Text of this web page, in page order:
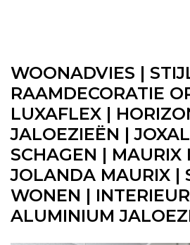
WOONADVIES |
RAAMDECORATIE
LUXAFLEX |
JALOEZIEËN |
SCHAGEN | MAURIX
JOLANDA MAURIX |
WONEN |
ALUMINIUM